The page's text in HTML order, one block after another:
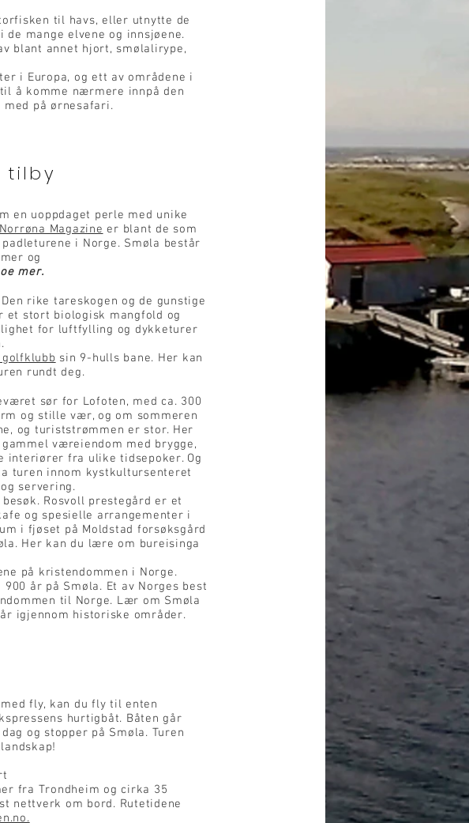
til havs, eller utnytte de
mange elvene og innsjøene.
blant annet hjort, smølalirype,
i Europa, og ett av områdene i
å komme nærmere innpå den
på ørnesafari.
tilby
en uoppdaget perle med unike
Norrøna Magazine er blant de som
i Norge. Smøla består
og
mer.
rike tareskogen og de gunstige
et stort biologisk mangfold og
for luftfylling og dykketurer
sin 9-hulls bane. Her kan
rundt deg.
sør for Lofoten, med ca. 300
og stille vær, og om sommeren
og turiststrømmen er stor. Her
væreiendom med brygge,
interiører fra ulike tidsepoker. Og
turen innom kystkultursenteret
servering.
Rosvoll prestegård er et
og spesielle arrangementer i
i fjøset på Moldstad forsøksgård
Her kan du lære om bureisinga
på kristendommen i Norge.
år på Smøla. Et av Norges best
til Norge. Lær om Smøla
igjennom historiske områder.
fly, kan du fly til enten
hurtigbåt. Båten går
og stopper på Smøla. Turen
fra Trondheim og cirka 35
nettverk om bord. Rutetidene